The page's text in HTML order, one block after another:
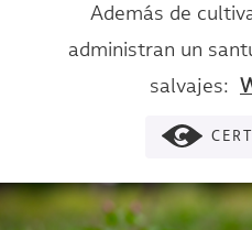
Además de
administran un
salvajes: